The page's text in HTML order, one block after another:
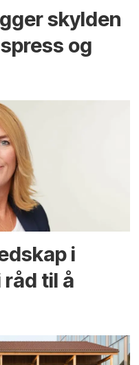
skylden
og
i
råd til å